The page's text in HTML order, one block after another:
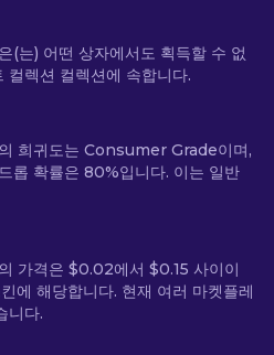
(는) 어떤 상자에서도 획득할 수 없
컬렉션 컬렉션에 속합니다.
희귀도는 Consumer Grade이며,
롭 확률은 80%입니다. 이는 일반
가격은 $0.02에서 $0.15 사이이
에 해당합니다. 현재 여러 마켓플레
니다.